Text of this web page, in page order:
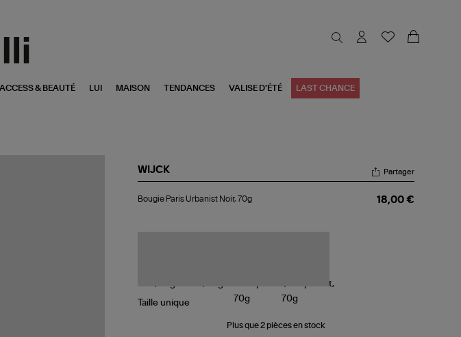
ACCESS & BEAUTÉ LUI MAISON TENDANCES VALISE D'ÉTÉ LAST CHANCE
WIJCK
Paris
Partager
Bougie Paris Urbanist Noir, 70g 18,00 €
Taille unique
Plus que 2 pièces en stock